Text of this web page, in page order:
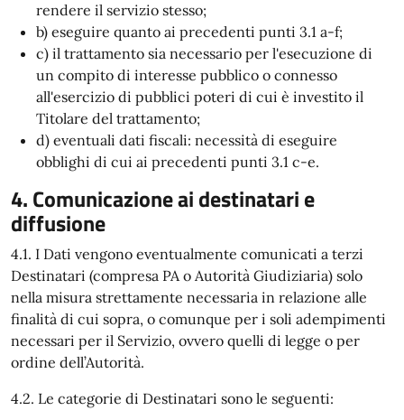
rendere il servizio stesso;
b) eseguire quanto ai precedenti punti 3.1 a-f;
c) il trattamento sia necessario per l'esecuzione di
un compito di interesse pubblico o connesso
all'esercizio di pubblici poteri di cui è investito il
Titolare del trattamento;
d) eventuali dati fiscali: necessità di eseguire
obblighi di cui ai precedenti punti 3.1 c-e.
4. Comunicazione ai destinatari e
diffusione
4.1. I Dati vengono eventualmente comunicati a terzi
Destinatari (compresa PA o Autorità Giudiziaria) solo
nella misura strettamente necessaria in relazione alle
finalità di cui sopra, o comunque per i soli adempimenti
necessari per il Servizio, ovvero quelli di legge o per
ordine dell’Autorità.
4.2. Le categorie di Destinatari sono le seguenti: